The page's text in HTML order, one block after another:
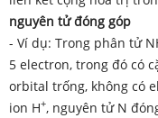
nguyên tử đóng góp
- Ví dụ: Trong phân tử
5 electron, trong đó có
orbital trống, không có
ion H+, nguyên tử N